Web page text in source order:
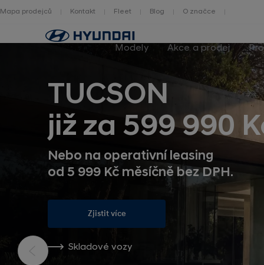
Mapa prodejců Kontakt Fleet Blog O značce
Zpět
na
homepage
Modely Akce a prodej
TUCSON
již za 599 990
Nebo na operativní leasing
od 5 999 Kč měsíčně bez DPH.
Zjistit více
Skladové vozy